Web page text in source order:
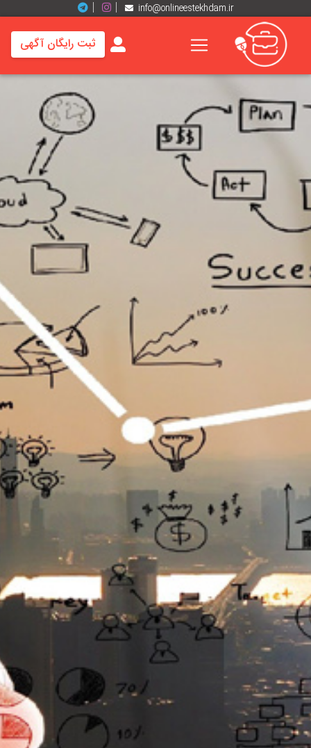
info@onlineestekhdam.ir
خانه
های
شغلی
رزومه
ها
اخبار
مشاغل
درباره
ثبت رایگان آگهی